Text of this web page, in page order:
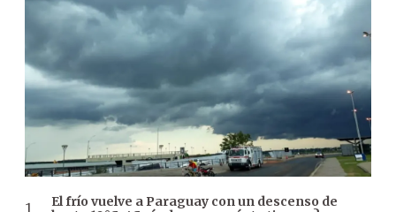
El frío vuelve a Paraguay con un descenso de